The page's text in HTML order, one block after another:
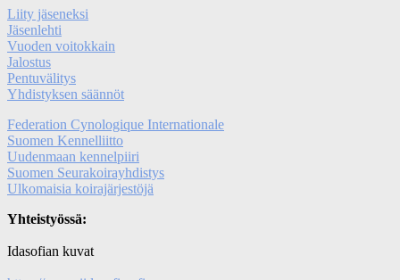
Liity jäseneksi
Jäsenlehti
Vuoden voitokkain
Jalostus
Pentuvälitys
Yhdistyksen säännöt
Federation Cynologique Internationale
Suomen Kennelliitto
Uudenmaan kennelpiiri
Suomen Seurakoirayhdistys
Ulkomaisia koirajärjestöjä
Yhteistyössä:
Idasofian kuvat